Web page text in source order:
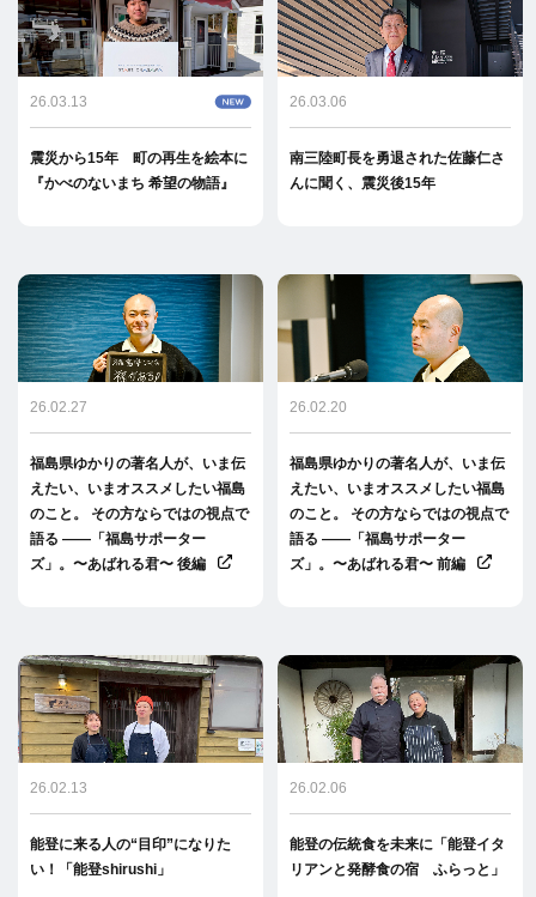
26.03.13
震災から15年 町の再生を絵本に
『かべのないまち 希望の物語』
26.03.06
南三陸町長を勇退された佐藤仁さ
んに聞く、震災後15年
26.02.27
福島県ゆかりの著名人が、いま伝
えたい、いまオススメしたい福島
のこと。 その方ならではの視点で
語る ――「福島サポーター
ズ」。〜あばれる君〜 後編
26.02.20
福島県ゆかりの著名人が、いま伝
えたい、いまオススメしたい福島
のこと。 その方ならではの視点で
語る ――「福島サポーター
ズ」。〜あばれる君〜 前編
26.02.13
能登に来る人の“目印”になりた
い！「能登shirushi」
26.02.06
能登の伝統食を未来に「能登イタ
リアンと発酵食の宿 ふらっと」